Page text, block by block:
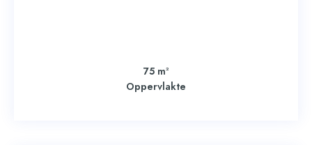
75 m2
Oppervlakte